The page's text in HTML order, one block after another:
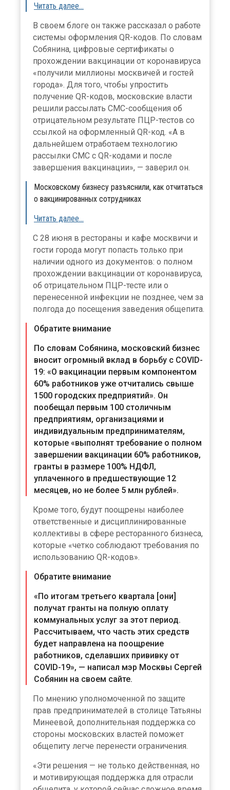
Читать далее…
В своем блоге он также рассказал о работе
системы оформления QR-кодов. По словам
Собянина, цифровые сертификаты о
прохождении вакцинации от коронавируса
«получили миллионы москвичей и гостей
города». Для того, чтобы упростить
получение QR-кодов, московские власти
решили рассылать СМС-сообщения об
отрицательном результате ПЦР-тестов со
ссылкой на оформленный QR-код. «А в
дальнейшем отработаем технологию
рассылки СМС с QR-кодами и после
завершения вакцинации», — заверил он.
Московскому бизнесу разъяснили, как отчитаться
о вакцинированных сотрудниках
Читать далее…
С 28 июня в рестораны и кафе москвичи и
гости города могут попасть только при
наличии одного из документов: о полном
прохождении вакцинации от коронавируса,
об отрицательном ПЦР-тесте или о
перенесенной инфекции не позднее, чем за
полгода до посещения заведения общепита.
Обратите внимание
По словам Собянина, московский бизнес
вносит огромный вклад в борьбу с COVID-
19: «О вакцинации первым компонентом
60% работников уже отчитались свыше
1500 городских предприятий». Он
пообещал первым 100 столичным
предприятиям, организациями и
индивидуальным предпринимателям,
которые «выполнят требование о полном
завершении вакцинации 60% работников,
гранты в размере 100% НДФЛ,
уплаченного в предшествующие 12
месяцев, но не более 5 млн рублей».
Кроме того, будут поощрены наиболее
ответственные и дисциплинированные
коллективы в сфере ресторанного бизнеса,
которые «четко соблюдают требования по
использованию QR-кодов».
Обратите внимание
«По итогам третьего квартала [они]
получат гранты на полную оплату
коммунальных услуг за этот период.
Рассчитываем, что часть этих средств
будет направлена на поощрение
работников, сделавших прививку от
COVID-19», — написал мэр Москвы Сергей
Собянин на своем сайте.
По мнению уполномоченной по защите
прав предпринимателей в столице Татьяны
Минеевой, дополнительная поддержка со
стороны московских властей поможет
общепиту легче перенести ограничения.
«Эти решения — не только действенная, но
и мотивирующая поддержка для отрасли